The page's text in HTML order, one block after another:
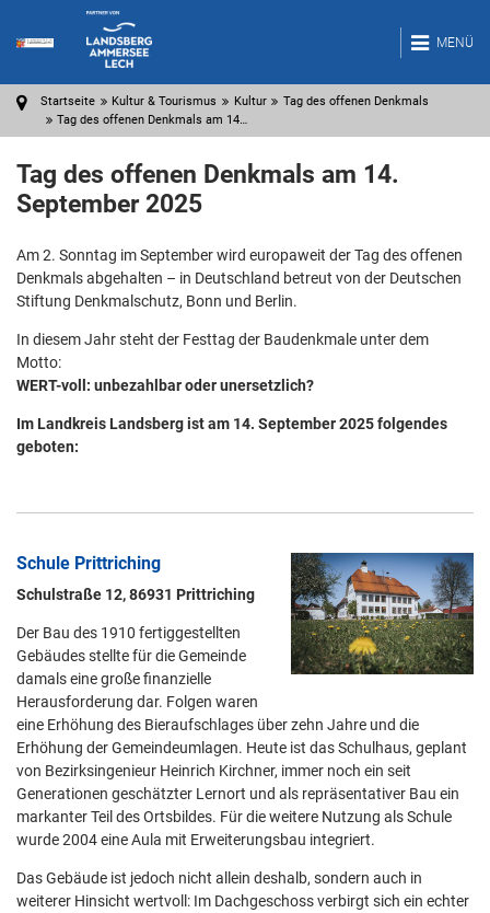
MENÜ
Startseite Kultur & Tourismus Kultur
Tag des offenen Denkmals
Tag des offenen Denkmals am 14…
Tag des offenen Denkmals am 14.
September 2025
Am 2. Sonntag im September wird europaweit der Tag des offenen
Denkmals abgehalten – in Deutschland betreut von der Deutschen
Stiftung Denkmalschutz, Bonn und Berlin.
In diesem Jahr steht der Festtag der Baudenkmale unter dem
Motto:
WERT-voll: unbezahlbar oder unersetzlich?
Im Landkreis Landsberg ist am 14. September 2025 folgendes
geboten:
Schule Prittriching
Schulstraße 12, 86931 Prittriching
Der Bau des 1910 fertiggestellten
Gebäudes stellte für die Gemeinde
damals eine große finanzielle
Herausforderung dar. Folgen waren
eine Erhöhung des Bieraufschlages über zehn Jahre und die
Erhöhung der Gemeindeumlagen. Heute ist das Schulhaus, geplant
von Bezirksingenieur Heinrich Kirchner, immer noch ein seit
Generationen geschätzter Lernort und als repräsentativer Bau ein
markanter Teil des Ortsbildes. Für die weitere Nutzung als Schule
wurde 2004 eine Aula mit Erweiterungsbau integriert.
Das Gebäude ist jedoch nicht allein deshalb, sondern auch in
weiterer Hinsicht wertvoll: Im Dachgeschoss verbirgt sich ein echter